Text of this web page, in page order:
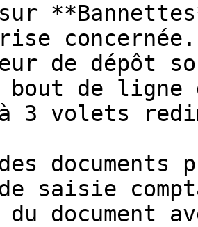
de dépôt
bout de ligne
3 volets
documents
saisie
du document